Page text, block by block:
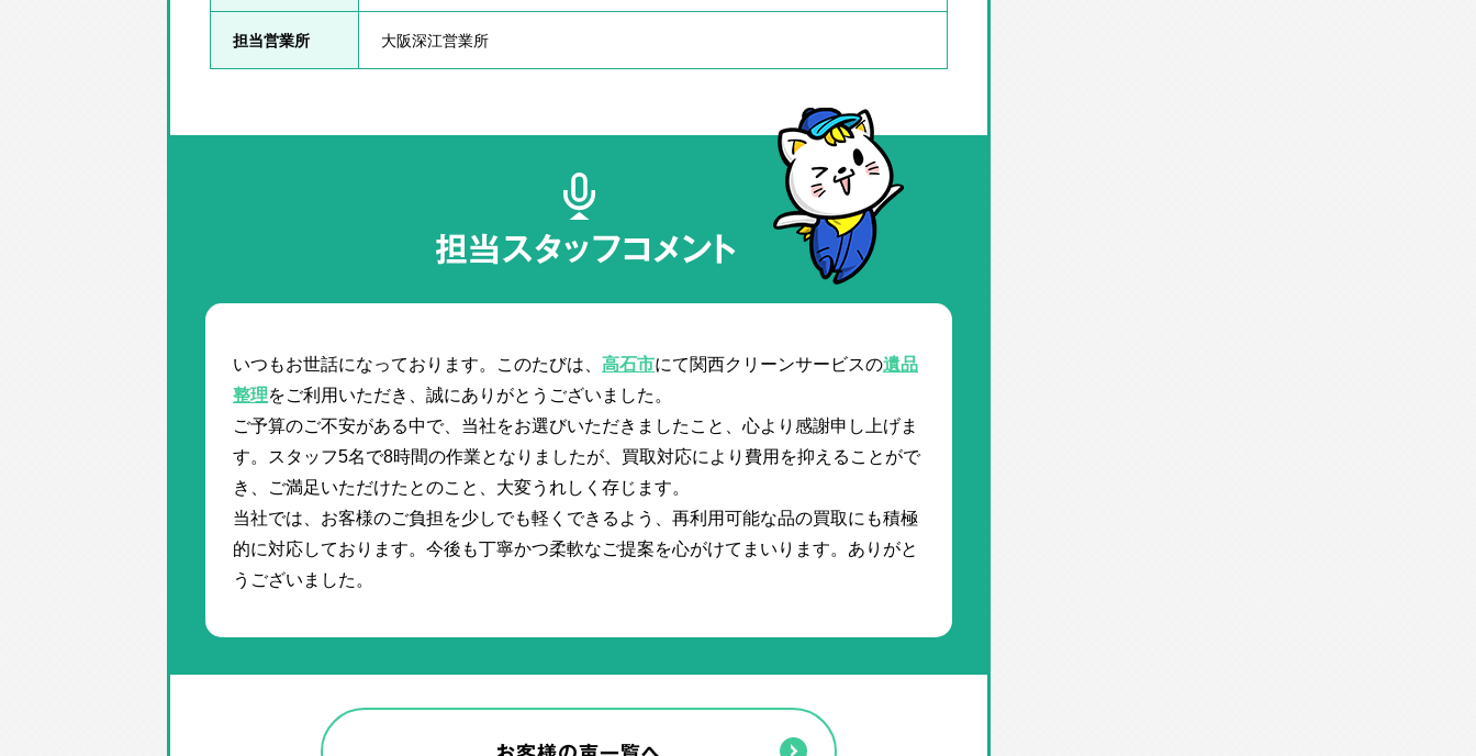
担当営業所 大阪深江営業所
担当スタッフコメント
いつもお世話になっております。このたびは、 高石市にて関西クリーンサービスの遺品
整理をご利用いただき、誠にありがとうございました。
ご予算のご不安がある中で、当社をお選びいただきましたこと、心より感謝申し上げま
す。スタッフ5名で8時間の作業となりましたが、買取対応により費用を抑えることがで
き、ご満足いただけたとのこと、大変うれしく存じます。
当社では、お客様のご負担を少しでも軽くできるよう、再利用可能な品の買取にも積極
的に対応しております。今後も丁寧かつ柔軟なご提案を心がけてまいります。ありがと
うございました。